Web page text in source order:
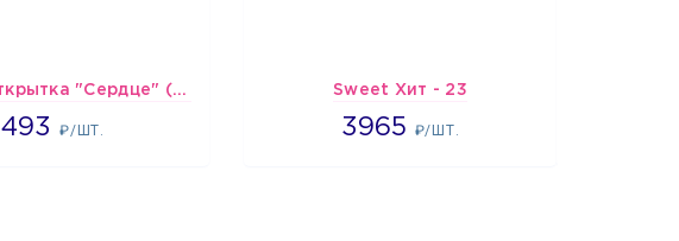
Шарик-открытка "Сердце" (45 см) - 2
493₽/ШТ.
493 Sweet Хит - 23
3965 ₽/ШТ.
3965